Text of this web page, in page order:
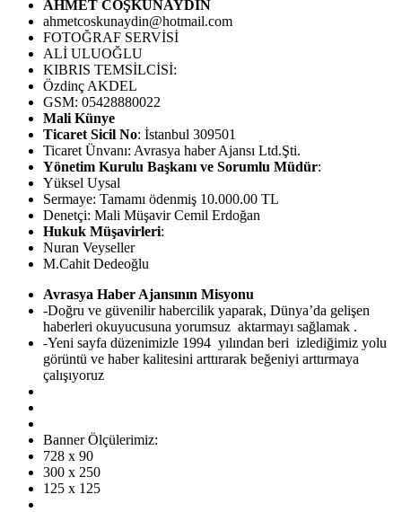
AHMET COŞKUNAYDIN
ahmetcoskunaydin@hotmail.com
FOTOĞRAF SERVİSİ
ALİ ULUOĞLU
KIBRIS TEMSİLCİSİ:
Özdinç AKDEL
GSM: 05428880022
Mali Künye
Ticaret Sicil No: İstanbul 309501
Ticaret Ünvanı: Avrasya haber Ajansı Ltd.Şti.
Yönetim Kurulu Başkanı ve Sorumlu Müdür:
Yüksel Uysal
Sermaye: Tamamı ödenmiş 10.000.00 TL
Denetçi: Mali Müşavir Cemil Erdoğan
Hukuk Müşavirleri:
Nuran Veyseller
M.Cahit Dedeoğlu
Avrasya Haber Ajansının Misyonu
-Doğru ve güvenilir habercilik yaparak, Dünya’da gelişen
haberleri okuyucusuna yorumsuz aktarmayı sağlamak .
-Yeni sayfa düzenimizle 1994 yılından beri izlediğimiz yolu
görüntü ve haber kalitesini arttırarak beğeniyi arttırmaya
çalışıyoruz
Banner Ölçülerimiz:
728 x 90
300 x 250
125 x 125